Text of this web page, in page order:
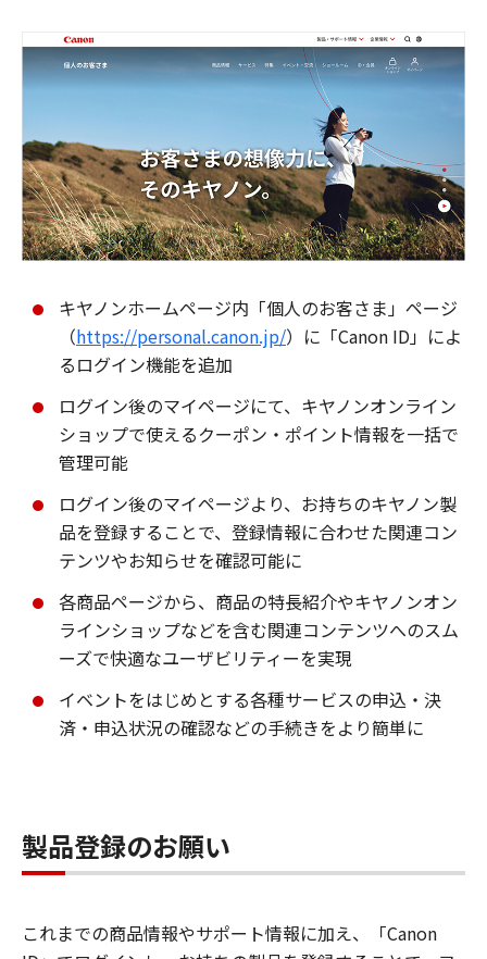
キヤノンホームページ内「個人のお客さま」ページ
（https://personal.canon.jp/）に「Canon ID」によ
るログイン機能を追加
ログイン後のマイページにて、キヤノンオンライン
ショップで使えるクーポン・ポイント情報を一括で
管理可能
ログイン後のマイページより、お持ちのキヤノン製
品を登録することで、登録情報に合わせた関連コン
テンツやお知らせを確認可能に
各商品ページから、商品の特長紹介やキヤノンオン
ラインショップなどを含む関連コンテンツへのスム
ーズで快適なユーザビリティーを実現
イベントをはじめとする各種サービスの申込・決
済・申込状況の確認などの手続きをより簡単に
製品登録のお願い
これまでの商品情報やサポート情報に加え、「Canon